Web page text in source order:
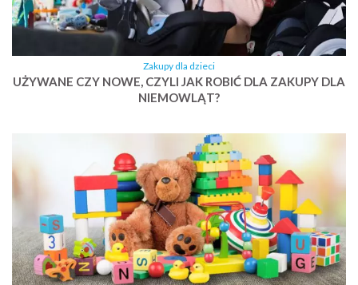
Zakupy dla dzieci
UŻYWANE CZY NOWE, CZYLI JAK ROBIĆ DLA ZAKUPY DLA
NIEMOWLĄT?